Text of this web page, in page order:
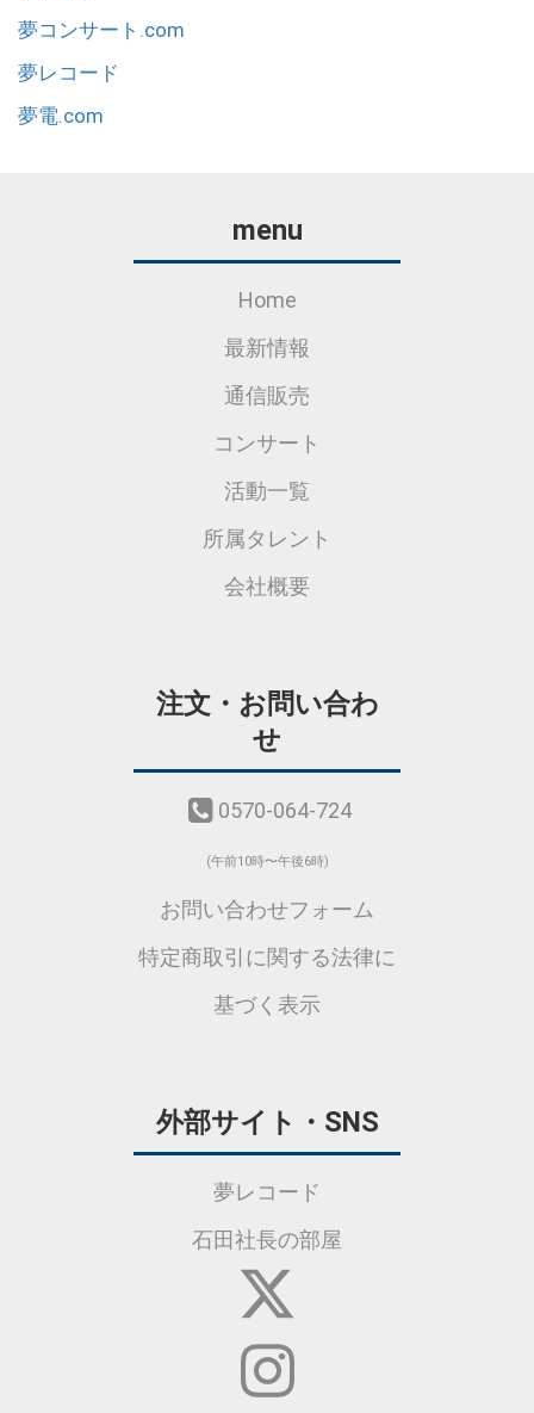
夢コンサート.com
夢レコード
夢電.com
menu
Home
最新情報
通信販売
コンサート
活動一覧
所属タレント
会社概要
注文・お問い合わ
せ
0570-064-724
(午前10時〜午後6時)
お問い合わせフォーム
特定商取引に関する法律に
基づく表示
外部サイト・SNS
夢レコード
石田社長の部屋